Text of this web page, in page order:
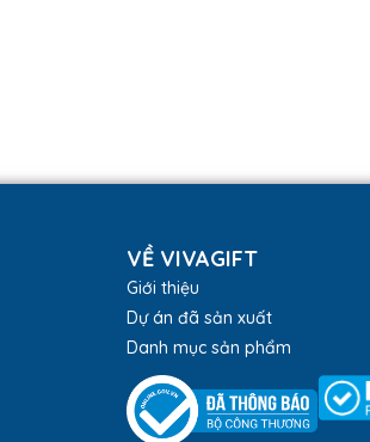
VỀ VIVAGIFT
Giới thiệu
Dự án đã sản xuất
Danh mục sản phẩm